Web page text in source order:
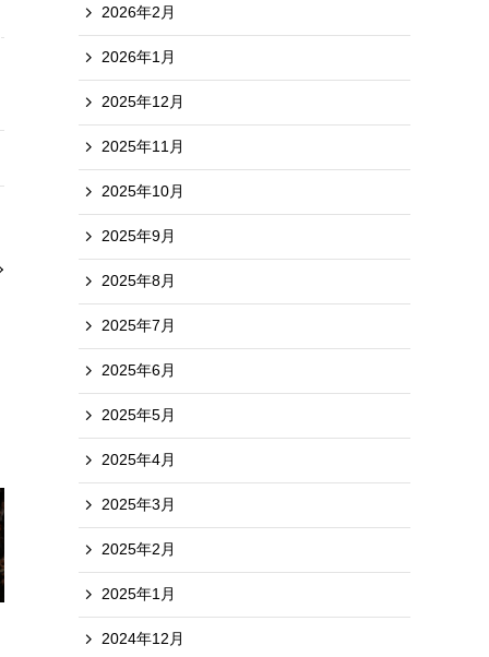
2026年2月
2026年1月
2025年12月
2025年11月
2025年10月
2025年9月
2025年8月
2025年7月
2025年6月
2025年5月
2025年4月
2025年3月
2025年2月
2025年1月
2024年12月